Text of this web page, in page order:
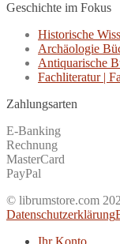
Geschichte im Fokus
Historische
Archäologie
Antiquarische
Fachliteratur |
Zahlungsarten
E-Banking
Rechnung
MasterCard
PayPal
© librumstore.com
Datenschutzerklärung
Ihr Konto